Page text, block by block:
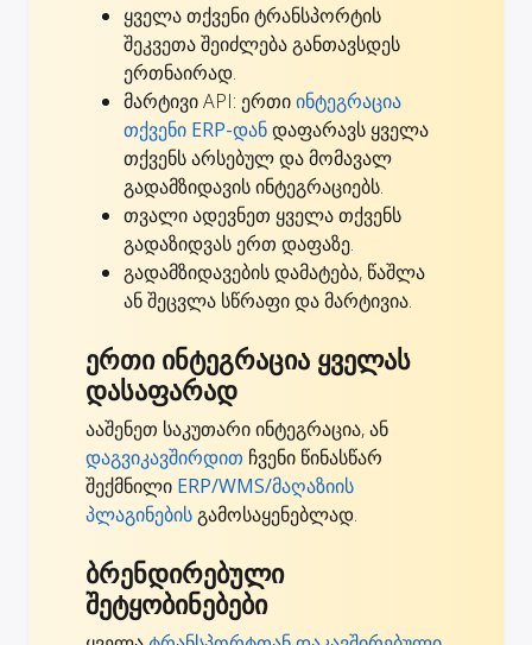
ყველა თქვენი ტრანსპორტის
შეკვეთა შეიძლება განთავსდეს
ერთნაირად.
მარტივი API: ერთიინტეგრაცია
თქვენი ERP-დანდაფარავს ყველა
თქვენს არსებულ და მომავალ
გადამზიდავის ინტეგრაციებს.
თვალი ადევნეთ ყველა თქვენს
გადაზიდვას ერთ დაფაზე.
გადამზიდავების დამატება, წაშლა
ან შეცვლა სწრაფი და მარტივია.
ერთი ინტეგრაცია ყველას
დასაფარად
ააშენეთ საკუთარი ინტეგრაცია, ან
დაგვიკავშირდით ჩვენი წინასწარ
შექმნილი ERP/WMS/მაღაზიის
პლაგინებისგამოსაყენებლად.
ბრენდირებული
შეტყობინებები